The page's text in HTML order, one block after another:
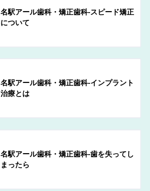
名駅アール歯科・矯正歯科-スピード矯正
について
名駅アール歯科・矯正歯科-インプラント
治療とは
名駅アール歯科・矯正歯科-歯を失ってし
まったら